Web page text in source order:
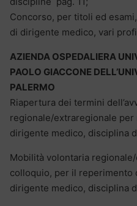
Concorso, per titoli ed
di dirigente medico, vari
AZIENDA OSPEDALIERA
PAOLO GIACCONE
PALERMO
Riapertura dei termini
regionale/extraregionale per
dirigente medico, disciplina
Mobilità volontaria
colloquio, per il reperimento
dirigente medico, disciplina